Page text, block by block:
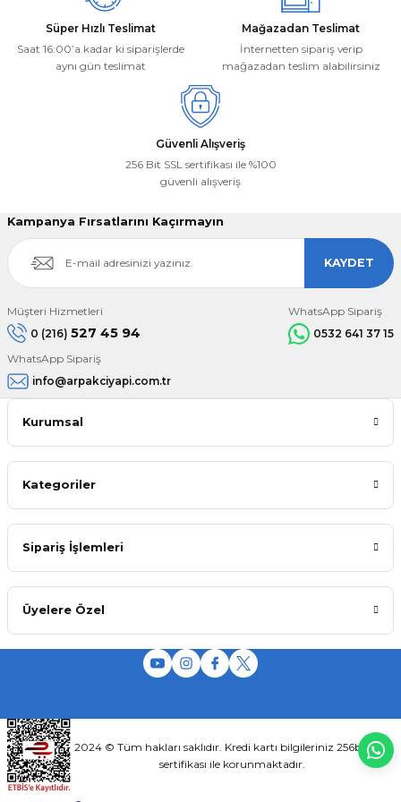
Süper Hızlı Teslimat
Saat 16:00’a kadar ki siparişlerde
aynı gün teslimat
Mağazadan Teslimat
İnternetten sipariş verip
mağazadan teslim alabilirsiniz
Güvenli Alışveriş
256 Bit SSL sertifikası ile %100
güvenli alışveriş
Kampanya Fırsatlarını Kaçırmayın
KAYDET
Müşteri Hizmetleri
0 (216) 527 45 94
WhatsApp Sipariş
0532 641 37 15
WhatsApp Sipariş
info@arpakciyapi.com.tr
Kurumsal
Kategoriler
Sipariş İşlemleri
Üyelere Özel
2024 © Tüm hakları saklıdır. Kredi kartı bilgileriniz 256bit SSL
sertifikası ile korunmaktadır.